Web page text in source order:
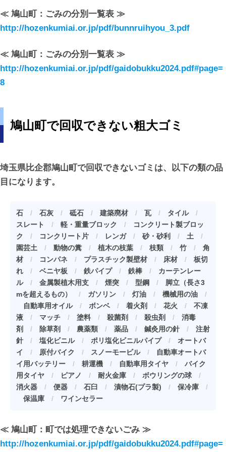
≪ 鳩山町：ごみの分別一覧表 ≫
http://hozenkumiai.or.jp/pdf/bunnruihyou_3.pdf
≪ 鳩山町：ごみの分別一覧表 ≫
http://hozenkumiai.or.jp/pdf/gaidobukku2024.pdf#page=
8
鳩山町で回収できない粗大ゴミ
埼玉県比企郡鳩山町で回収できないゴミは、以下の類の品
目になります。
石 / 石灰 / 砥石 / 建築廃材 / 瓦/ タイル/
スレート
/ 軽・重量ブロック /
コンクリート製ブロッ
ク
/ コンクリート片 / レンガ/ 砂・砂利 / 土 /
園芸土 / 動物の糞 / 植木の枝葉 / 枝類 / 竹 / 角
材 / コンパネ / プラスチック製壁材 / 床材 / 板切
れ / ベニヤ板 / 鉄パイプ/ 鉄棒 / カーテンレー
ル/ 金属製植木用支 / 煙突 / 型鋼 / 脚立（長さ3
mを超えるもの）
/ ガソリン / 灯油 / 機械用の油 /
自動車用オイル/ ボンベ / 着火剤 / 花火 / 不凍
液 / マッチ / 塗料 / 殺菌剤 / 殺虫剤 / 消毒
剤 / 除草剤 / 農薬類 / 薬品 / 鍼灸用の針 / 注射
針 / 塩化ビニル/ ポリ塩化ビニルパイプ/ オートバ
イ
/ 原付バイク / スノーモービル/
自動車オートバ
イ用バッテリー / 耕運機 / 自動車用タイヤ / バイク
用タイヤ / ピアノ / 耐火金庫 / ボウリングの球 /
消火器 / 便器 / 石臼 / 漬物石(プラ製) / 保冷庫 /
保温庫 / ワインセラー
≪ 鳩山町：町では処理できないごみ ≫
http://hozenkumiai.or.jp/pdf/gaidobukku2024.pdf#page=